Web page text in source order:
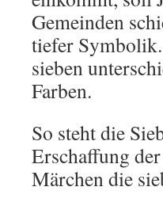
Gemeinden
tiefer
sieben
Farben.
So steht die
Erschaffung
Märchen die